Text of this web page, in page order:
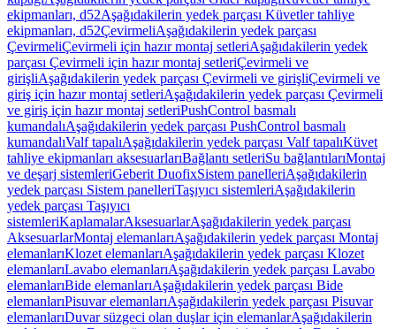
ekipmanları, d52Aşağıdakilerin yedek parçası Küvetler tahliye
ekipmanları, d52ÇevirmeliAşağıdakilerin yedek parçası
ÇevirmeliÇevirmeli için hazır montaj setleriAşağıdakilerin yedek
parçası Çevirmeli için hazır montaj setleriÇevirmeli ve
girişliAşağıdakilerin yedek parçası Çevirmeli ve girişliÇevirmeli ve
giriş için hazır montaj setleriAşağıdakilerin yedek parçası Çevirmeli
ve giriş için hazır montaj setleriPushControl basmalı
kumandalıAşağıdakilerin yedek parçası PushControl basmalı
kumandalıValf tapalıAşağıdakilerin yedek parçası Valf tapalıKüvet
tahliye ekipmanları aksesuarlarıBağlantı setleriSu bağlantılarıMontaj
ve deşarj sistemleriGeberit DuofixSistem panelleriAşağıdakilerin
yedek parçası Sistem panelleriTaşıyıcı sistemleriAşağıdakilerin
yedek parçası Taşıyıcı
sistemleriKaplamalarAksesuarlarAşağıdakilerin yedek parçası
AksesuarlarMontaj elemanlarıAşağıdakilerin yedek parçası Montaj
elemanlarıKlozet elemanlarıAşağıdakilerin yedek parçası Klozet
elemanlarıLavabo elemanlarıAşağıdakilerin yedek parçası Lavabo
elemanlarıBide elemanlarıAşağıdakilerin yedek parçası Bide
elemanlarıPisuvar elemanlarıAşağıdakilerin yedek parçası Pisuvar
elemanlarıDuvar süzgeci olan duşlar için elemanlarAşağıdakilerin